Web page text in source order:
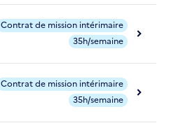
Contrat de mission intérimaire
35h/semaine
Contrat de mission intérimaire
35h/semaine